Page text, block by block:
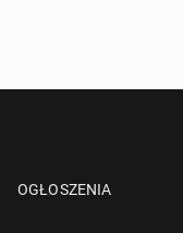
OGŁOSZENIA